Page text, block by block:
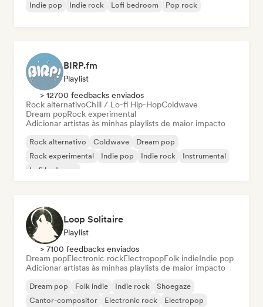
Indie pop
Indie rock Lofi bedroom Pop rock
BIRP.fm
Playlist
> 12700 feedbacks enviados
Rock alternativoChill / Lo-fi Hip-HopColdwave
Dream popRock experimental
Adicionar artistas às minhas playlists de maior impacto
Rock alternativo Coldwave
Dream pop
Rock experimental
Indie pop Indie rock
Instrumental
Lofi bedroom
Loop Solitaire
Playlist
> 7100 feedbacks enviados
Dream popElectronic rockElectropopFolk indieIndie pop
Adicionar artistas às minhas playlists de maior impacto
Dream pop Folk indie Indie rock
Shoegaze
Cantor-compositor
Electronic rock
Electropop